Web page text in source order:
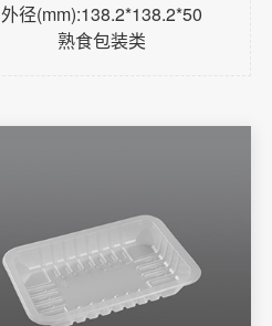
外径(mm):138.2*138.2*50
熟食包装类